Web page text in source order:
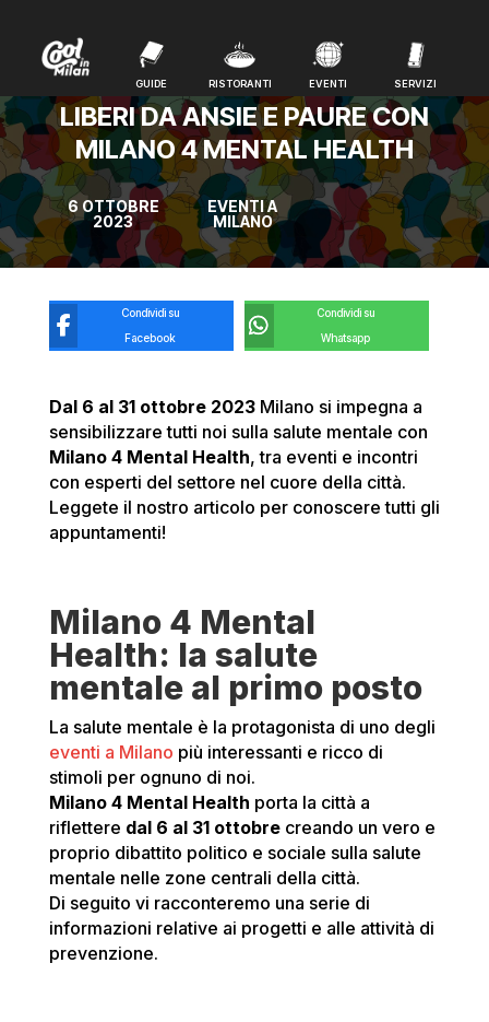
GUIDE RISTORANTI EVENTI SERVIZI
GUIDE RISTORANTI EVENTI SERVIZI
LIBERI DA ANSIE E PAURE CON
MILANO 4 MENTAL HEALTH
6 OTTOBRE
2023
EVENTI A
MILANO
Condividi su
Facebook
Condividi su
Whatsapp
Dal 6 al 31 ottobre 2023Milano si impegna a
sensibilizzare tutti noi sulla salute mentale con
Milano 4 Mental Health, tra eventi e incontri
con esperti del settore nel cuore della città.
Leggete il nostro articolo per conoscere tutti gli
appuntamenti!
Milano 4 Mental
Health: la salute
mentale al primo posto
La salute mentale è la protagonista di uno degli
eventi a Milano più interessanti e ricco di
stimoli per ognuno di noi.
Milano 4 Mental Health porta la città a
riflettere dal 6 al 31 ottobrecreando un vero e
proprio dibattito politico e sociale sulla salute
mentale nelle zone centrali della città.
Di seguito vi racconteremo una serie di
informazioni relative ai progetti e alle attività di
prevenzione.